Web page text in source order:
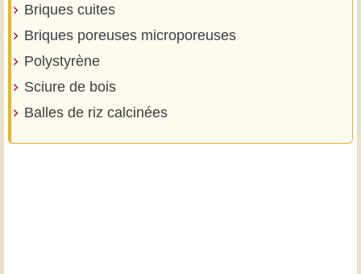
Briques cuites
Briques poreuses microporeuses
Polystyrène
Sciure de bois
Balles de riz calcinées